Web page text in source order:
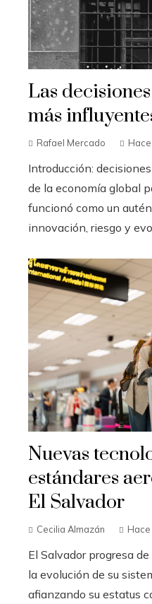
Las
más
Rafael Mercado
Introducción:
de la economía global
funcionó como un
innovación, riesgo y
Nuevas
estándares
El Salvador
Cecilia Almazán
El Salvador progresa
la evolución de su
afianzando su estatus